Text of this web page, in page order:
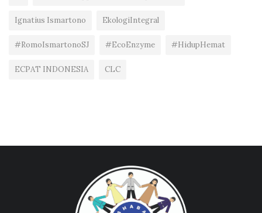
Ignatius Ismartono EkologiIntegral
#RomoIsmartonoSJ #EcoEnzyme #HidupHemat
ECPAT INDONESIA CLC